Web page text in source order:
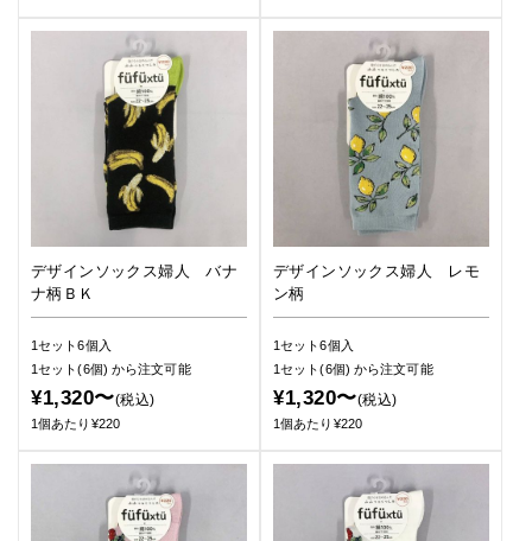
デザインソックス婦人 バナ
ナ柄ＢＫ
1セット6個入
1セット(6個) から注文可能
¥1,320〜(税込)
1個あたり¥220
デザインソックス婦人 レモ
ン柄
1セット6個入
1セット(6個) から注文可能
¥1,320〜(税込)
1個あたり¥220